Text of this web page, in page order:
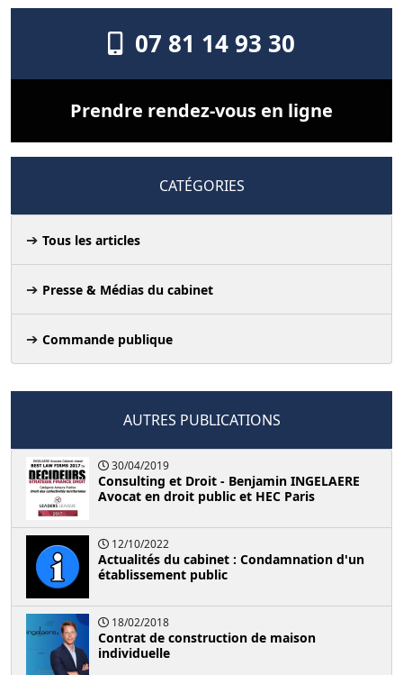
07 81 14 93 30
Prendre rendez-vous en ligne
CATÉGORIES
Tous les articles
Presse & Médias du cabinet
Commande publique
AUTRES PUBLICATIONS
30/04/2019
Consulting et Droit - Benjamin INGELAERE
Avocat en droit public et HEC Paris
12/10/2022
Actualités du cabinet : Condamnation d'un
établissement public
18/02/2018
Contrat de construction de maison
individuelle